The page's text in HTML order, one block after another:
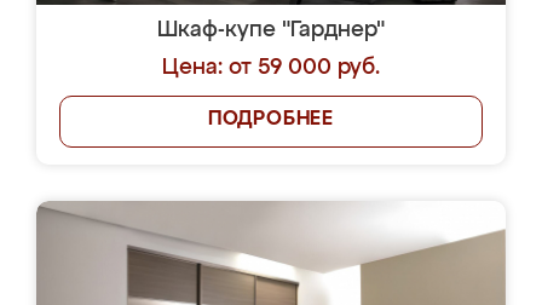
Шкаф-купе "Гарднер"
Цена: от 59 000 руб.
ПОДРОБНЕЕ